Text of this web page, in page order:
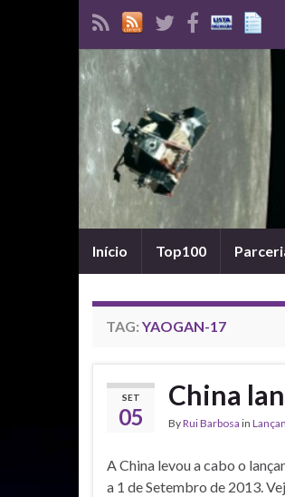
Início Top100
TAG: YAOGAN-17
SET
05
China
ByRui Barbosa in
A China levou a cabo o
a 1 de Setembro de 2013.